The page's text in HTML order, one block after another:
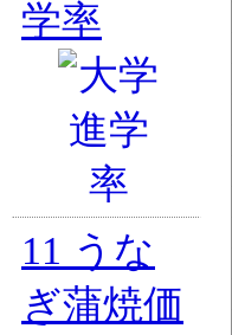
学率
11 うな
ぎ蒲焼価